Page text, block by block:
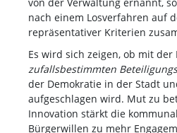
nach einem Losverfahren auf
repräsentativer Kriterien
Es wird sich zeigen, ob mit der
zufallsbestimmten
der Demokratie in der Stadt
aufgeschlagen wird. Mut zu
Innovation stärkt die
Bürgerwillen zu mehr